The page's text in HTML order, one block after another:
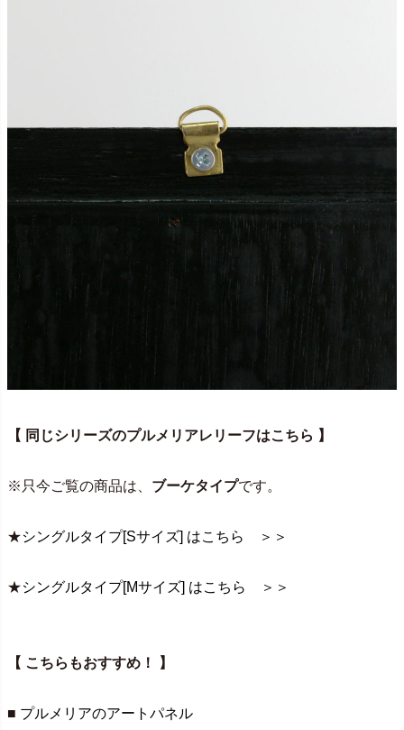
【 同じシリーズのプルメリアレリーフはこちら 】
※只今ご覧の商品は、 ブーケタイプです。
★シングルタイプ[Sサイズ] はこちら ＞＞
★シングルタイプ[Mサイズ] はこちら ＞＞
【 こちらもおすすめ！ 】
■ プルメリアのアートパネル